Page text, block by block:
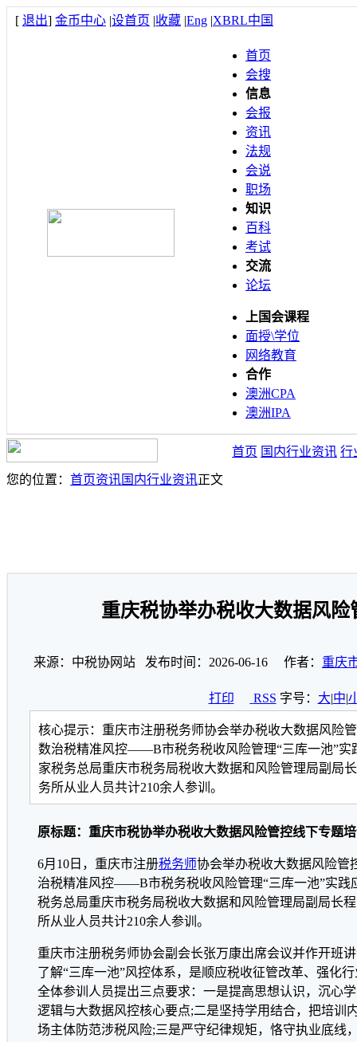
[ 退出] 金币中心 |设首页 |收藏 |Eng |XBRL中国
首页
会搜
信息
会报
资讯
法规
会说
职场
知识
百科
考试
交流
论坛
上国会课程
面授\学位
网络教育
合作
澳洲CPA
澳洲IPA
首页 国内行业资讯 行
您的位置： 首页资讯国内行业资讯正文
重庆税协举办税收大数据风险
来源：中税协网站 发布时间：2026-06-16 作者： 重庆
打印 RSS 字号： 大|中|
核心提示：重庆市注册税务师协会举办税收大数据风险
数治税精准风控——B市税务税收风险管理“三库一池”实
家税务总局重庆市税务局税收大数据和风险管理局副局
务所从业人员共计210余人参训。
原标题：重庆市税协举办税收大数据风险管控线下专题
6月10日，重庆市注册税务师协会举办税收大数据风险管
治税精准风控——B市税务税收风险管理“三库一池”实践
税务总局重庆市税务局税收大数据和风险管理局副局长
所从业人员共计210余人参训。
重庆市注册税务师协会副会长张万康出席会议并作开班
了解“三库一池”风控体系，是顺应税收征管改革、强化
全体参训人员提出三点要求：一是提高思想认识，沉心
逻辑与大数据风控核心要点;二是坚持学用结合，把培训
场主体防范涉税风险;三是严守纪律规矩，恪守执业底线